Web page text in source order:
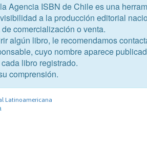
Latinoamericana
Agencia ISBN de Chile es una
a la producción editorial
comercialización o venta.
algún libro, le recomendamos
cuyo nombre aparece
libro registrado.
comprensión.